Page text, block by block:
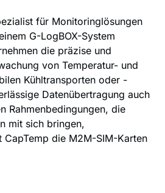
für Monitoringlösungen
G-LogBOX-System
die präzise und
von Temperatur- und
Kühltransporten oder -
Datenübertragung auch
Rahmenbedingungen, die
mit sich bringen,
CapTemp die M2M-SIM-Karten